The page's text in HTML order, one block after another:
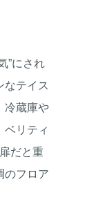
”にされ
なテイス
冷蔵庫や
ベリティ
だと重
のフロア